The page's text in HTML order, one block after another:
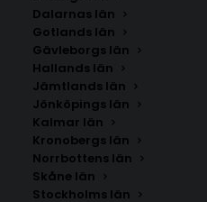
Dalarnas län
Gotlands län
Gävleborgs län
Hallands län
Jämtlands län
Jönköpings län
Kalmar län
Kronobergs län
Norrbottens län
Skåne län
Stockholms län